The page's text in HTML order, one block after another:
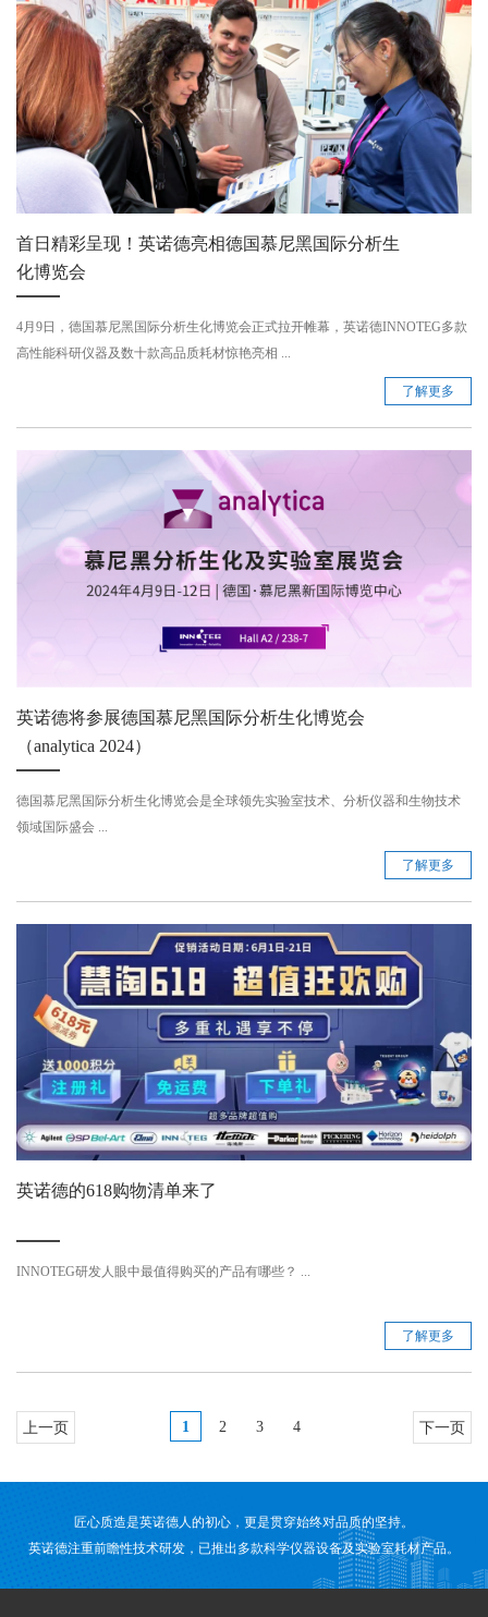
首日精彩呈现！英诺德亮相德国慕尼黑国际分析生
化博览会
4月9日，德国慕尼黑国际分析生化博览会正式拉开帷幕，英诺德INNOTEG多款
高性能科研仪器及数十款高品质耗材惊艳亮相 ...
了解更多
英诺德将参展德国慕尼黑国际分析生化博览会
（analytica 2024）
德国慕尼黑国际分析生化博览会是全球领先实验室技术、分析仪器和生物技术
领域国际盛会 ...
了解更多
英诺德的618购物清单来了
INNOTEG研发人眼中最值得购买的产品有哪些？ ...
了解更多
上一页 1 2 3 4 下一页
匠心质造是英诺德人的初心，更是贯穿始终对品质的坚持。
英诺德注重前瞻性技术研发，已推出多款科学仪器设备及实验室耗材产品。